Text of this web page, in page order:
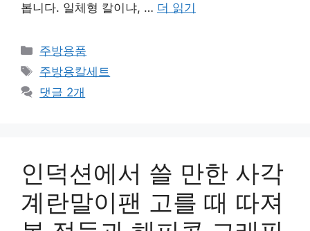
봅니다. 일체형 칼이냐, … 더 읽기
카
테
리
주방용품
태
그
주방용칼세트
댓글 2개
인덕션에서 쓸 만한 사각
계란말이팬 고를 때 따져